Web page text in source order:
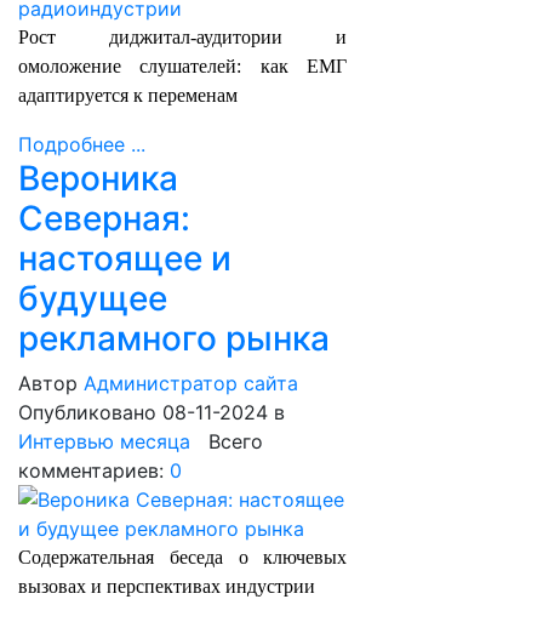
Рост диджитал-аудитории и
омоложение слушателей: как ЕМГ
адаптируется к переменам
Подробнее ...
Вероника
Северная:
настоящее и
будущее
рекламного рынка
Автор Администратор сайта
Опубликовано 08-11-2024 в
Интервью месяца Всего
комментариев: 0
Содержательная беседа о ключевых
вызовах и перспективах индустрии